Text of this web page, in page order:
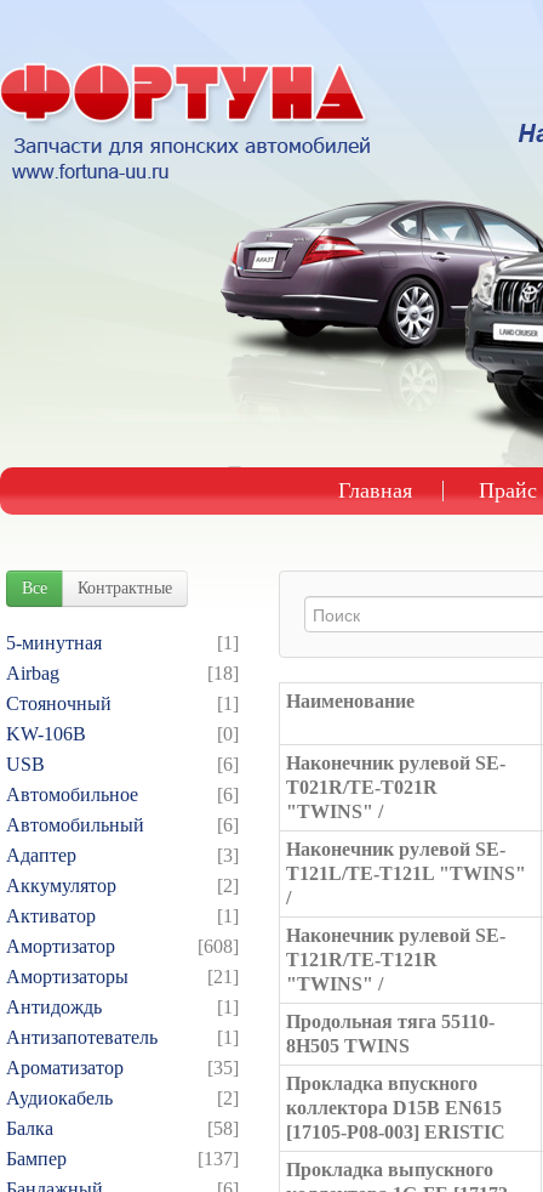
Главная Прайс
Все Контрактные
5-минутная
[1]
Airbag
[18]
Cтояночный
[1]
KW-106B
[0]
USB
[6]
Автомобильное
[6]
Автомобильный
[6]
Адаптер
[3]
Аккумулятор
[2]
Активатор
[1]
Амортизатор
[608]
Амортизаторы
[21]
Антидождь
[1]
Антизапотеватель
[1]
Ароматизатор
[35]
Аудиокабель
[2]
Балка
[58]
Бампер
[137]
Наименование
Наконечник рулевой SE-
T021R/TE-T021R
"TWINS" /
Наконечник рулевой SE-
T121L/TE-T121L "TWINS"
/
Наконечник рулевой SE-
T121R/TE-T121R
"TWINS" /
Продольная тяга 55110-
8H505 TWINS
Прокладка впускного
коллектора D15B EN615
[17105-P08-003] ERISTIC
Прокладка выпускного